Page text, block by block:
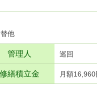
他
管理人 巡回
修繕積立金 月額16,960